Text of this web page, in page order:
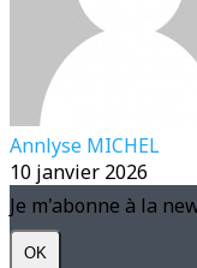
Annlyse MICHEL
10 janvier 2026
Je m'abonne à la
OK